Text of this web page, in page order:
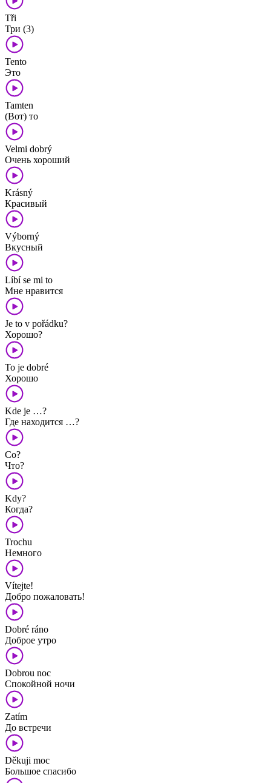
Tři
Три (3)
Tento
Это
Tamten
(Вот) то
Velmi dobrý
Очень хороший
Krásný
Красивый
Výborný
Вкусный
Líbí se mi to
Мне нравится
Je to v pořádku?
Хорошо?
To je dobré
Хорошо
Kde je …?
Где находится …?
Co?
Что?
Kdy?
Когда?
Trochu
Немного
Vítejte!
Добро пожаловать!
Dobré ráno
Доброе утро
Dobrou noc
Спокойной ночи
Zatím
До встречи
Děkuji moc
Большое спасибо